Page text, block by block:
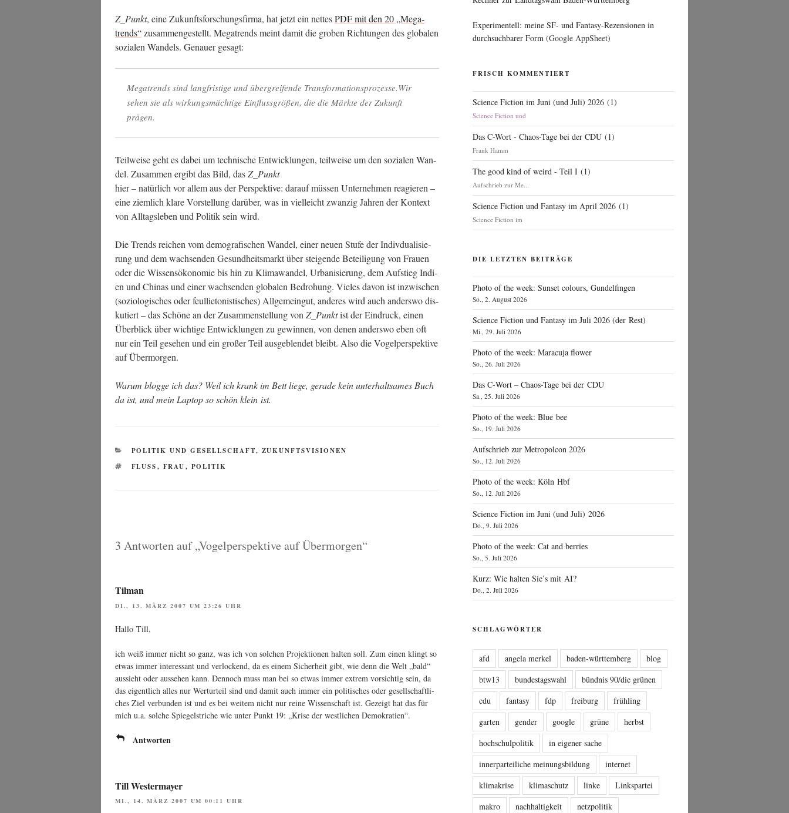
Z_Punkt, eine Zukunfts­for­schungs­fir­ma, hat jetzt ein net­tesPDF mit den 20 „Mega­
trends“zusam­men­ge­stellt. Mega­trends meint damit die gro­ben Rich­tun­gen des glo­ba­len
sozia­len Wan­dels. Genau­er gesagt:
Mega­trends sind lang­fris­ti­ge und über­grei­fen­de Transformationsprozesse.Wir
sehen sie als wir­kungs­mäch­ti­ge Ein­fluss­grö­ßen, die die Märk­te der Zukunft
prägen.
Teil­wei­se geht es dabei um tech­ni­sche Ent­wick­lun­gen, teil­wei­se um den sozia­len Wan­
del. Zusam­men ergibt das Bild, dasZ_Punkt
hier – natür­lich vor allem aus der Per­spek­ti­ve: dar­auf müs­sen Unter­neh­men reagie­ren –
eine ziem­lich kla­re Vor­stel­lung dar­über, was in viel­leicht zwan­zig Jah­ren der Kon­text
von All­tags­le­ben und Poli­tik sein wird.
Die Trends rei­chen vom demo­gra­fi­schen Wan­del, einer neu­en Stu­fe der Indiv­dua­li­sie­
rung und dem wach­sen­den Gesund­heits­markt über stei­gen­de Betei­li­gung von Frau­en
oder die Wis­sens­öko­no­mie bis hin zu Kli­ma­wan­del, Urba­ni­sie­rung, dem Auf­stieg Indi­
en und Chi­nas und einer wach­sen­den glo­ba­len Bedro­hung. Vie­les davon ist inzwi­schen
(sozio­lo­gi­sches oder feul­lie­to­nis­ti­sches) All­ge­mein­gut, ande­res wird auch anders­wo dis­
ku­tiert – das Schö­ne an der Zusam­men­stel­lung vonZ_Punktist der Ein­druck, einen
Über­blick über wich­ti­ge Ent­wick­lun­gen zu gewin­nen, von denen anders­wo eben oft
nur ein Teil gese­hen und ein gro­ßer Teil aus­ge­blen­det bleibt. Also die Vogel­per­spek­ti­ve
auf Übermorgen.
War­um blog­ge ich das? Weil ich krank im Bett lie­ge, gera­de kein unter­halt­sa­mes Buch
da ist, und mein Lap­top so schön klein ist.
KATEGORIEN
POLITIK UND GESELLSCHAFT, ZUKUNFTSVISIONEN
SCHLAGWÖRTER
FLUSS, FRAU, POLITIK
3 Antworten auf „Vogelperspektive auf Übermorgen“
Tilman
DI., 13. MÄRZ 2007 UM 23:26 UHR
Hal­lo Till,
ich weiß immer nicht so ganz, was ich von sol­chen Pro­jek­tio­nen hal­ten soll. Zum einen klingt so
etwas immer inter­es­sant und ver­lo­ckend, da es einem Sicher­heit gibt, wie denn die Welt „bald“
aus­sieht oder aus­se­hen kann. Den­noch muss man bei so etwas immer extrem vor­sich­tig sein, da
das eigent­lich alles nur Wert­ur­teil sind und damit auch immer ein poli­ti­sches oder gesell­schaft­li­
ches Ziel ver­bun­den ist und es bei wei­tem nicht nur rei­ne Wis­sen­schaft ist. Gezeigt hat das für
mich u.a. sol­che Spie­gel­stri­che wie unter Punkt 19: „Kri­se der west­li­chen Demokratien“.
Antworten
Till Westermayer
MI., 14. MÄRZ 2007 UM 00:11 UHR
Experimentell: meine SF- und Fantasy-Rezensionen in
durchsuchbarer Form (Google AppSheet)
FRISCH KOMMENTIERT
Science Fiction im Juni (und Juli) 2026 (1)
Science Fiction und
Das C-Wort - Chaos-Tage bei der CDU (1)
Frank Hamm
The good kind of weird - Teil I (1)
Aufschrieb zur Me...
Science Fiction und Fantasy im April 2026 (1)
Science Fiction im
DIE LETZTEN BEITRÄGE
Photo of the week: Sunset colours, Gundelfingen
So., 2. August 2026
Science Fiction und Fantasy im Juli 2026 (der Rest)
Mi., 29. Juli 2026
Photo of the week: Maracuja flower
So., 26. Juli 2026
Das C‑Wort – Chaos-Tage bei der CDU
Sa., 25. Juli 2026
Photo of the week: Blue bee
So., 19. Juli 2026
Aufschrieb zur Metropolcon 2026
So., 12. Juli 2026
Photo of the week: Köln Hbf
So., 12. Juli 2026
Science Fiction im Juni (und Juli) 2026
Do., 9. Juli 2026
Photo of the week: Cat and berries
So., 5. Juli 2026
Kurz: Wie halten Sie’s mit AI?
Do., 2. Juli 2026
SCHLAGWÖRTER
afd angela merkel baden-württemberg
blog
btw13
bundestagswahl
bündnis 90/die grünen
cdu
fantasy fdp freiburg
frühling
garten
gender google grüne
herbst
hochschulpolitik
in eigener sache
innerparteiliche meinungsbildung
internet
klimakrise
klimaschutz linke
Linkspartei
makro
nachhaltigkeit
netzpolitik